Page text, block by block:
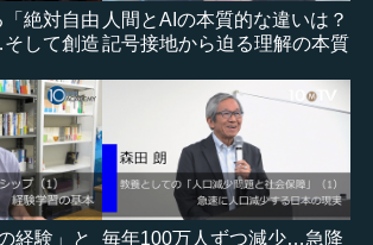
「絶対自由
して創造
人間とAIの本質的な違いは？
記号接地から迫る理解の本質
経験」と
毎年100万人ずつ減少…急降